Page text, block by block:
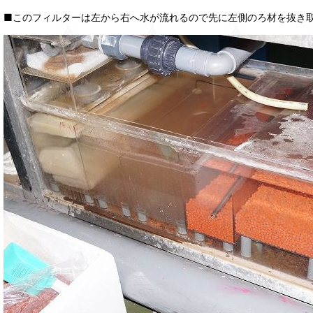
■このフィルターは左から右へ水が流れるので先に左側のろ材を抜き